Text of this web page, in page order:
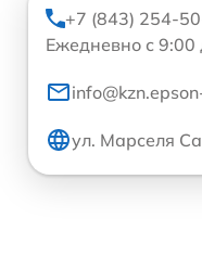
+7 (843) 254-
Ежедневно с 9:00
ул. Марселя